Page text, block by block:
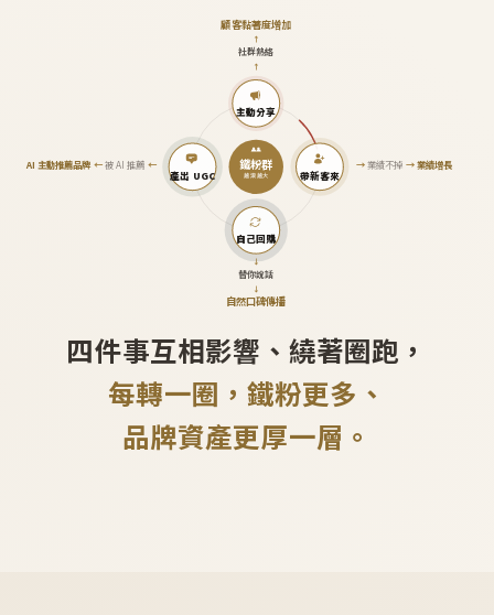
鐵粉群
越滾越大
主動分享
↑
社群熱絡
↑
顧客黏著度增加
帶新客來
→業績不掉 →業績增長
自己回購
↓
替你說話
↓
自然口碑傳播
產出 UGC
AI 主動推薦品牌←被 AI 推薦 ←
四件事互相影響、繞著圈跑，
每轉一圈，鐵粉更多、
品牌資產更厚一層。